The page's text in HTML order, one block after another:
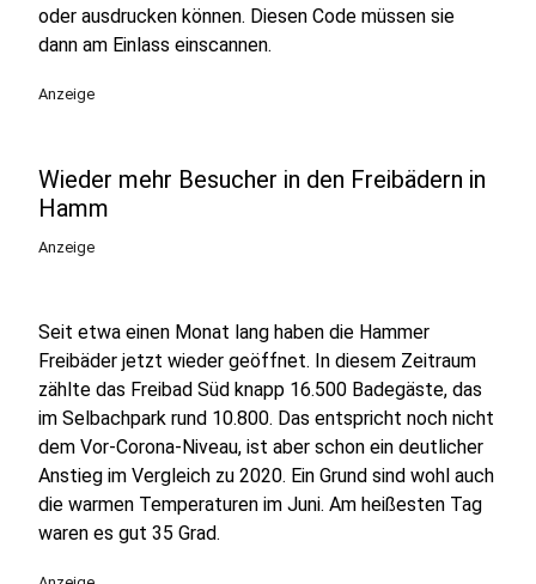
oder ausdrucken können. Diesen Code müssen sie
dann am Einlass einscannen.
Anzeige
Wieder mehr Besucher in den Freibädern in
Hamm
Anzeige
Seit etwa einen Monat lang haben die Hammer
Freibäder jetzt wieder geöffnet. In diesem Zeitraum
zählte das Freibad Süd knapp 16.500 Badegäste, das
im Selbachpark rund 10.800. Das entspricht noch nicht
dem Vor-Corona-Niveau, ist aber schon ein deutlicher
Anstieg im Vergleich zu 2020. Ein Grund sind wohl auch
die warmen Temperaturen im Juni. Am heißesten Tag
waren es gut 35 Grad.